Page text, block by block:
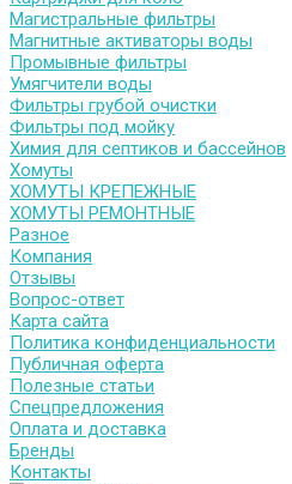
Магистральные фильтры
Магнитные активаторы воды
Промывные фильтры
Умягчители воды
Фильтры грубой очистки
Фильтры под мойку
Химия для септиков и бассейнов
Хомуты
ХОМУТЫ КРЕПЕЖНЫЕ
ХОМУТЫ РЕМОНТНЫЕ
Разное
Компания
Отзывы
Вопрос-ответ
Карта сайта
Политика конфиденциальности
Публичная оферта
Полезные статьи
Спецпредложения
Оплата и доставка
Бренды
Контакты